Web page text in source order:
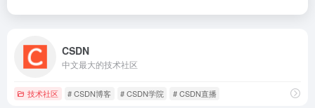
CSDN
中文最大的技术社区
技术社区 # CSDN博客 # CSDN学院 # CSDN直播